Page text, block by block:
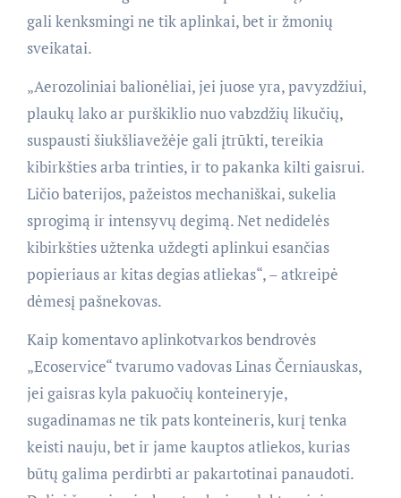
gali kenksmingi ne tik aplinkai, bet ir žmonių
sveikatai.
„Aerozoliniai balionėliai, jei juose yra, pavyzdžiui,
plaukų lako ar purškiklio nuo vabzdžių likučių,
suspausti šiukšliavežėje gali įtrūkti, tereikia
kibirkšties arba trinties, ir to pakanka kilti gaisrui.
Ličio baterijos, pažeistos mechaniškai, sukelia
sprogimą ir intensyvų degimą. Net nedidelės
kibirkšties užtenka uždegti aplinkui esančias
popieriaus ar kitas degias atliekas“, – atkreipė
dėmesį pašnekovas.
Kaip komentavo aplinkotvarkos bendrovės
„Ecoservice“ tvarumo vadovas Linas Černiauskas,
jei gaisras kyla pakuočių konteineryje,
sugadinamas ne tik pats konteineris, kurį tenka
keisti nauju, bet ir jame kauptos atliekos, kurias
būtų galima perdirbti ar pakartotinai panaudoti.